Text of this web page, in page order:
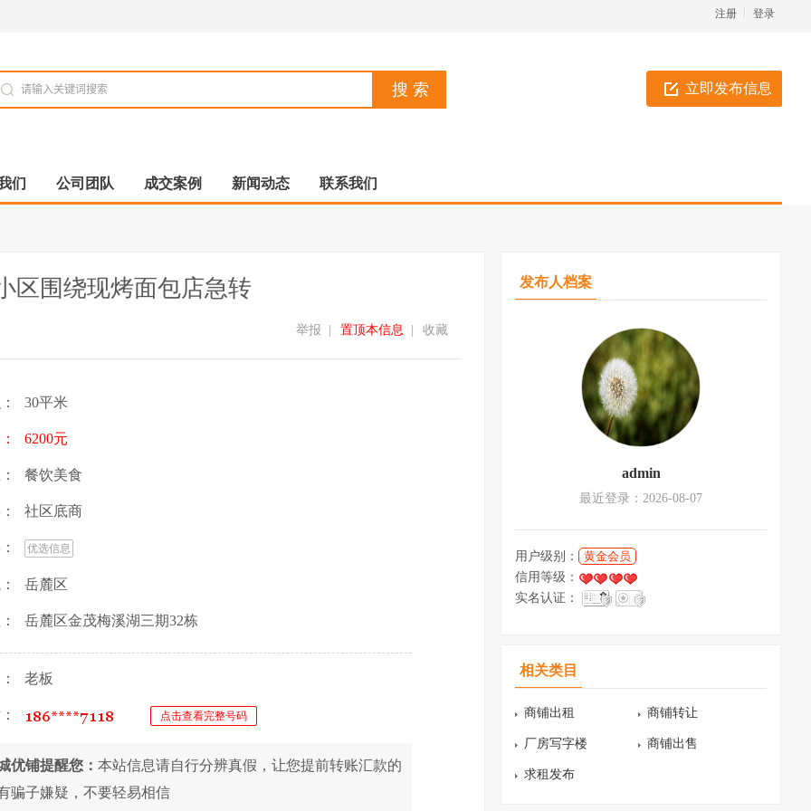
登录
注册
立即发布信息
们 公司团队 成交案例 新闻动态 联系我们
区围绕现烤面包店急转
收藏
置顶本信息
举报
30平米
6200元
餐饮美食
社区底商
优选信息
岳麓区
岳麓区金茂梅溪湖三期32栋
老板
点击查看完整号码
优铺提醒您： 本站信息请自行分辨真假，让您提前转账汇款的
骗子嫌疑，不要轻易相信
发布人档案
admin
最近登录：2026-08-07
用户级别：
黄金会员
信用等级：
实名认证：
相关类目
商铺出租 商铺转让
厂房写字楼 商铺出售
求租发布